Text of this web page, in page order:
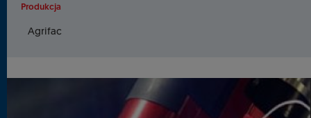
Produkcja
Agrifac